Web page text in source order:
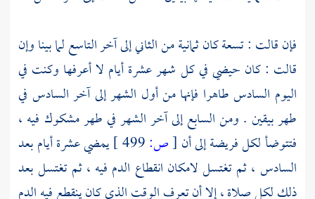
فإن قالت : تسعة كان ثمانية من الثاني إلى آخر التاسع لما بينا وإن
قالت : كان حيضي في كل شهر عشرة أيام لا أعرفها وكنت في
اليوم السادس طاهرا فإنها من أول الشهر إلى آخر السادس في
طهر بيقين . ومن السابع إلى آخر الشهر في طهر مشكوك فيه ،
فتتوضأ لكل فريضة إلى أن [ص:
يمضي عشرة أيام بعد
السادس ، ثم تغتسل لامكان انقطاع الدم فيه ، ثم تغتسل بعد
ذلك لكل صلاة ، إلا أن تعرف الوقت الذي كان ينقطع فيه الدم